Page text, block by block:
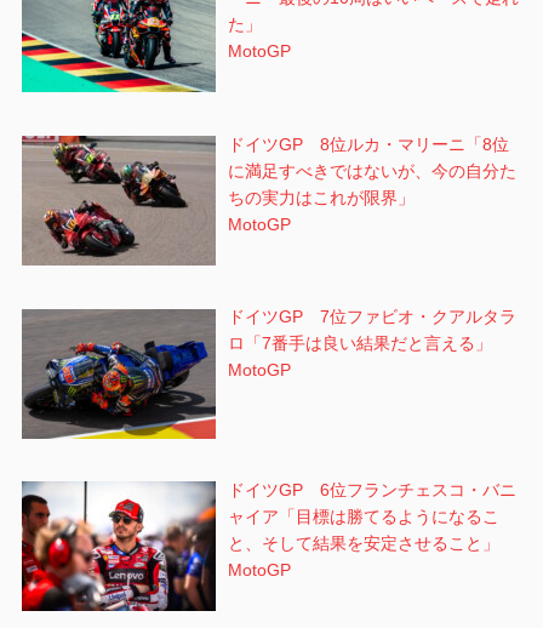
た」
MotoGP
ドイツGP 8位ルカ・マリーニ「8位
に満足すべきではないが、今の自分た
ちの実力はこれが限界」
MotoGP
ドイツGP 7位ファビオ・クアルタラ
ロ「7番手は良い結果だと言える」
MotoGP
ドイツGP 6位フランチェスコ・バニ
ャイア「目標は勝てるようになるこ
と、そして結果を安定させること」
MotoGP